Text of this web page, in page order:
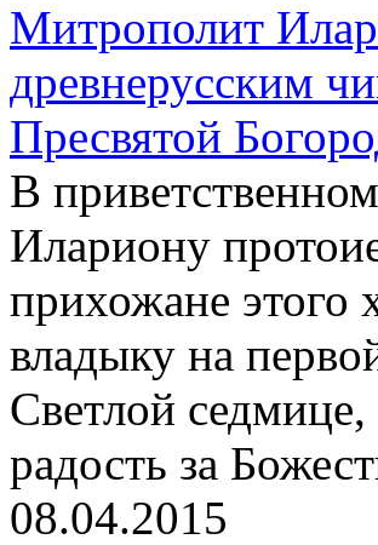
Митрополит
древнерусским
Пресвятой
В
Илариону
прихожане этого
владыку на
Светлой
радость за
08.04.2015